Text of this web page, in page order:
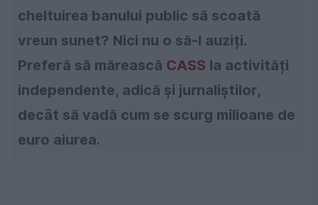
cheltuirea banului public să scoată
vreun sunet? Nici nu o să-l auziți.
Preferă să mărească CASS la activități
independente, adică și jurnaliștilor,
decât să vadă cum se scurg milioane de
euro aiurea.